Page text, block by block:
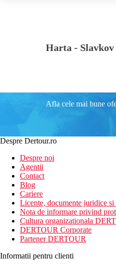
Harta -
Afla cele mai bune
Despre Dertour.ro
Despre noi
Agentii
Contact
Blog
Cariere
Licente, documente juridice
Nota de informare privind
Cultura organizationala
DERTOUR Corporate
Partener DERTOUR
Informatii pentru clienti